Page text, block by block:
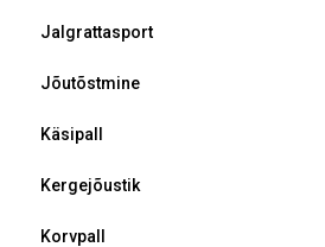
Jalgrattasport
Jõutõstmine
Käsipall
Kergejõustik
Korvpall